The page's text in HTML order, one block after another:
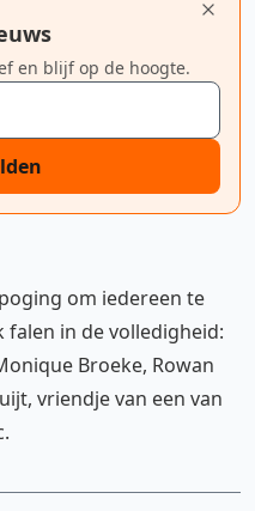
en blijf op de hoogte.
om iedereen te
in de volledigheid:
Broeke, Rowan
vriendje van een van